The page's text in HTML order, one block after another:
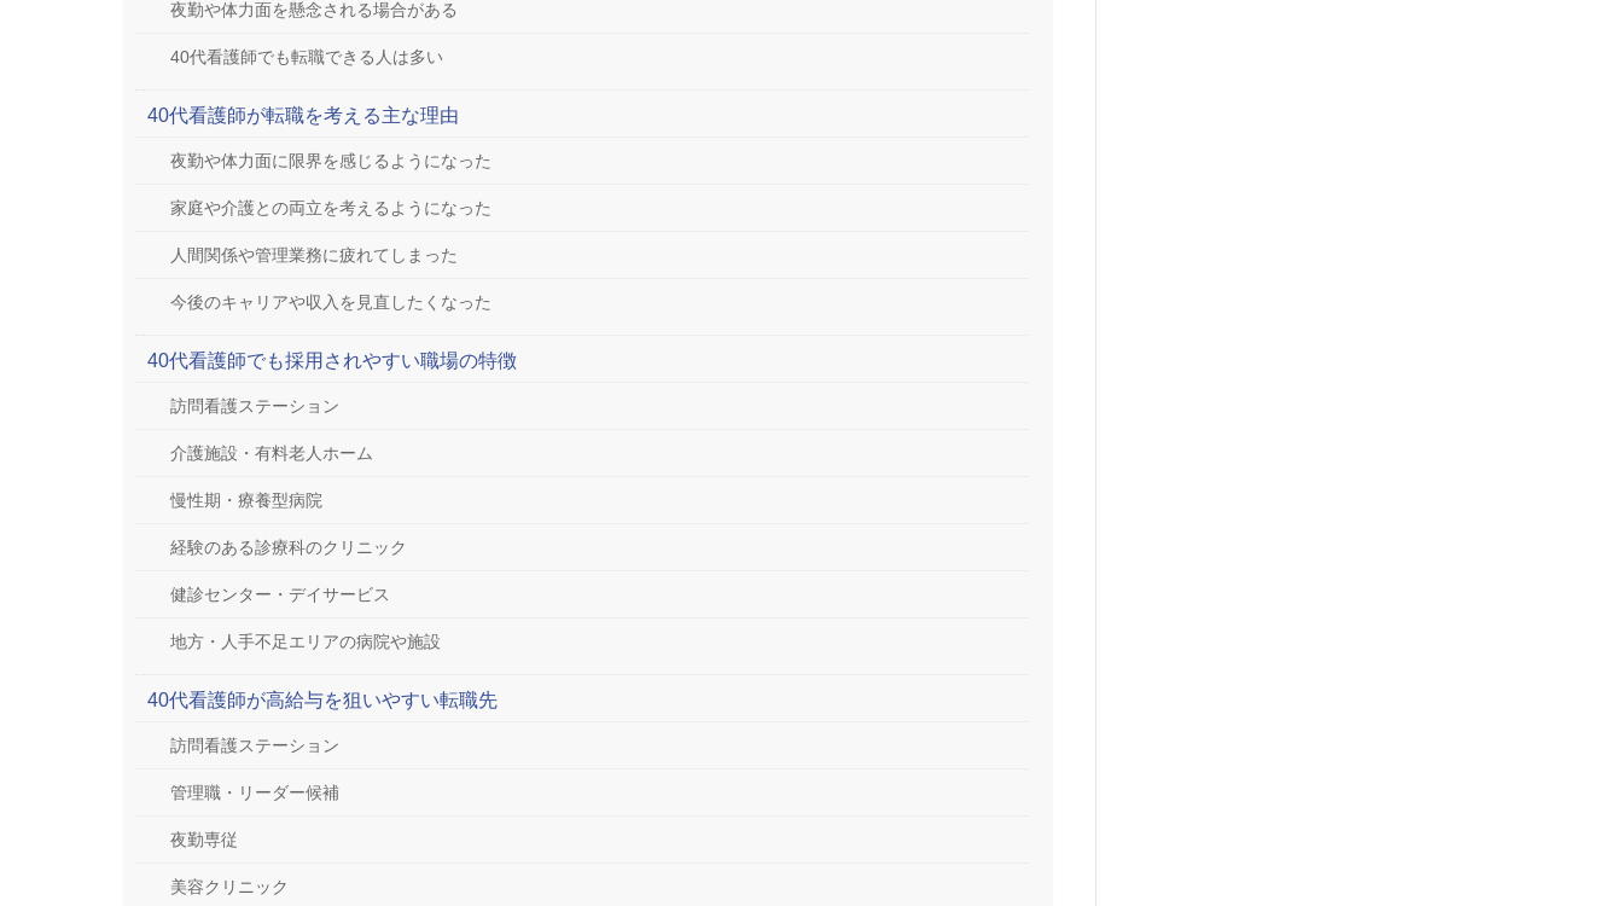
夜勤や体力面を懸念される場合がある
40代看護師でも転職できる人は多い
40代看護師が転職を考える主な理由
夜勤や体力面に限界を感じるようになった
家庭や介護との両立を考えるようになった
人間関係や管理業務に疲れてしまった
今後のキャリアや収入を見直したくなった
40代看護師でも採用されやすい職場の特徴
訪問看護ステーション
介護施設・有料老人ホーム
慢性期・療養型病院
経験のある診療科のクリニック
健診センター・デイサービス
地方・人手不足エリアの病院や施設
40代看護師が高給与を狙いやすい転職先
訪問看護ステーション
管理職・リーダー候補
夜勤専従
美容クリニック